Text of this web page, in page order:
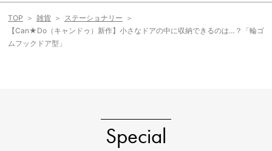
TOP 雑貨
ステーショナリー
【Can★Do（キャンドゥ）新作】小さなドアの中に収納できるのは…？「輪ゴ
ムフックドア型」
Special